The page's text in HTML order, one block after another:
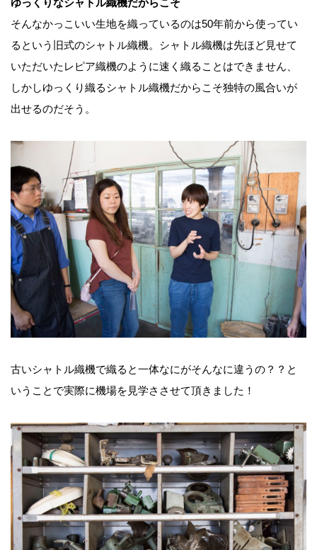
そんなかっこいい生地を織っているのは50年前から使ってい
るという旧式のシャトル織機。シャトル織機は先ほど見せて
いただいたレピア織機のように速く織ることはできません、
しかしゆっくり織るシャトル織機だからこそ独特の風合いが
出せるのだそう。
古いシャトル織機で織ると一体なにがそんなに違うの？？と
いうことで実際に機場を見学ささせて頂きました！